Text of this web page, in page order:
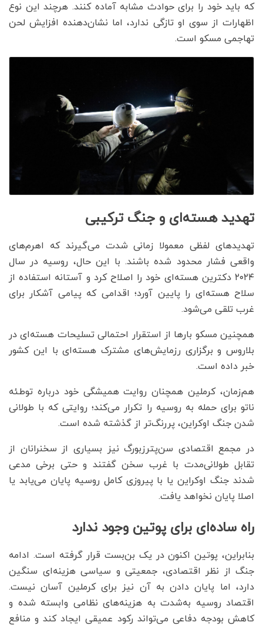
که باید خود را برای حوادث مشابه آماده کنند. هرچند این نوع
اظهارات از سوی او تازگی ندارد، اما نشان‌دهنده افزایش لحن
تهاجمی مسکو است.
تهدید هسته‌ای و جنگ ترکیبی
تهدیدهای لفظی معمولا زمانی شدت می‌گیرند که اهرم‌های
واقعی فشار محدود شده باشند. با این حال، روسیه در سال
۲۰۲۴ دکترین هسته‌ای خود را اصلاح کرد و آستانه استفاده از
سلاح هسته‌ای را پایین آورد؛ اقدامی که پیامی آشکار برای
غرب تلقی می‌شود.
همچنین مسکو بارها از استقرار احتمالی تسلیحات هسته‌ای در
بلاروس و برگزاری رزمایش‌های مشترک هسته‌ای با این کشور
خبر داده است.
هم‌زمان، کرملین همچنان روایت همیشگی خود درباره توطئه
ناتو برای حمله به روسیه را تکرار می‌کند؛ روایتی که با طولانی
شدن جنگ اوکراین، پررنگ‌تر از گذشته شده است.
در مجمع اقتصادی سن‌پترزبورگ نیز بسیاری از سخنرانان از
تقابل طولانی‌مدت با غرب سخن گفتند و حتی برخی مدعی
شدند جنگ اوکراین یا با پیروزی کامل روسیه پایان می‌یابد یا
اصلا پایان نخواهد یافت.
راه ساده‌ای برای پوتین وجود ندارد
بنابراین، پوتین اکنون در یک بن‌بست قرار گرفته است. ادامه
جنگ از نظر اقتصادی، جمعیتی و سیاسی هزینه‌ای سنگین
دارد، اما پایان دادن به آن نیز برای کرملین آسان نیست.
اقتصاد روسیه به‌شدت به هزینه‌های نظامی وابسته شده و
کاهش بودجه دفاعی می‌تواند رکود عمیقی ایجاد کند و منافع